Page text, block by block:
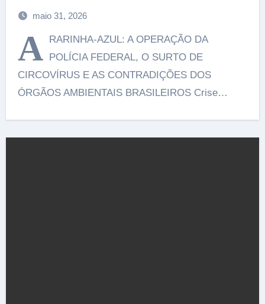
maio 31, 2026
A
RARINHA-AZUL: A OPERAÇÃO DA
POLÍCIA FEDERAL, O SURTO DE
CIRCOVÍRUS E AS CONTRADIÇÕES DOS
ÓRGÃOS AMBIENTAIS BRASILEIROS Crise…